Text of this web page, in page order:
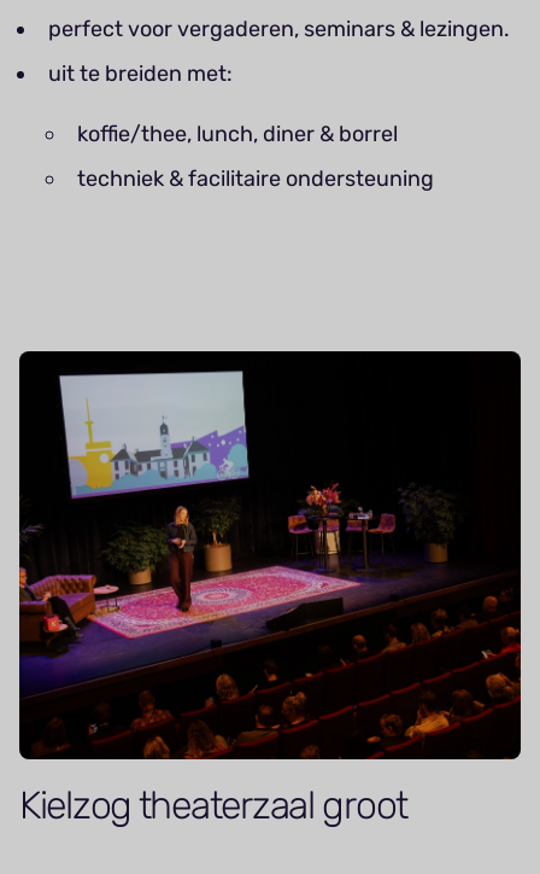
perfect voor vergaderen, seminars & lezingen.
uit te breiden met:
koffie/thee, lunch, diner & borrel
techniek & facilitaire ondersteuning
Kielzog theaterzaal groot